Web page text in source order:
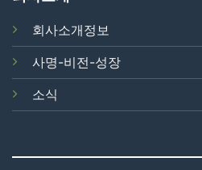
회사소개정보
사명-비전-성장
소식